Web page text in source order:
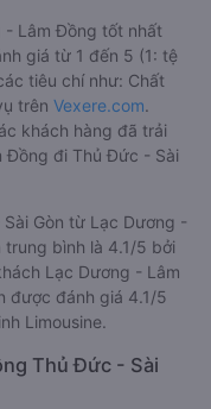
- Lâm Đồng tốt nhất
giá từ 1 đến 5 (1: tệ
tiêu chí như: Chất
trên Vexere.com.
khách hàng đã trải
Đồng đi Thủ Đức - Sài
Gòn từ Lạc Dương -
bình là 4.1/5 bởi
Lạc Dương - Lâm
được đánh giá 4.1/5
Limousine.
Thủ Đức - Sài